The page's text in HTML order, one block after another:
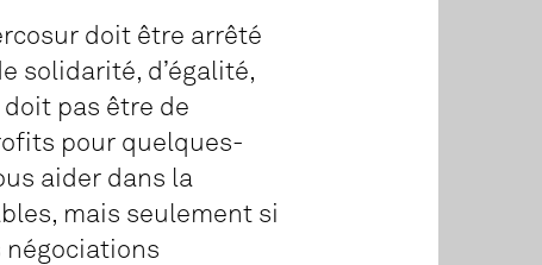
doit être arrêté
solidarité, d’égalité,
pas être de
pour quelques-
aider dans la
mais seulement si
négociations